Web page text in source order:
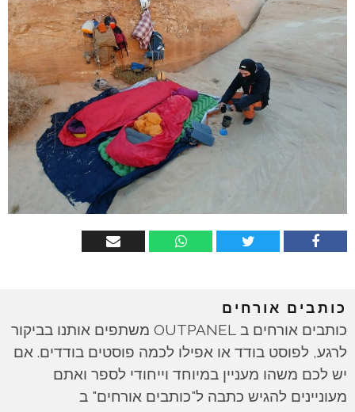
כותבים אורחים
כותבים אורחים ב OUTPANEL משתפים אותנו בביקור
לרגע, לפוסט בודד או אפילו לכמה פוסטים בודדים. אם
יש לכם משהו מעניין במיוחד וייחודי לספר ואתם
מעוניינים להגיש כתבה ל"כותבים אורחים" ב